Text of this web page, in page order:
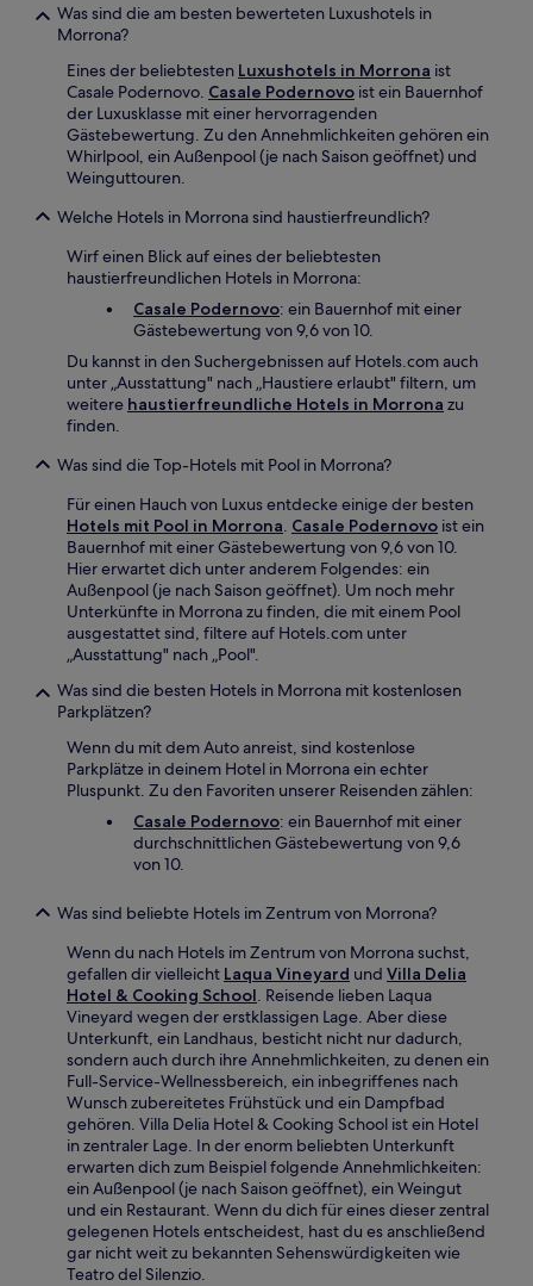
Was sind die am besten bewerteten Luxushotels in
Morrona?
Eines der beliebtesten Luxushotels in Morrona ist
Casale Podernovo. Casale Podernovo ist ein Bauernhof
der Luxusklasse mit einer hervorragenden
Gästebewertung. Zu den Annehmlichkeiten gehören ein
Whirlpool, ein Außenpool (je nach Saison geöffnet) und
Weinguttouren.
Welche Hotels in Morrona sind haustierfreundlich?
Wirf einen Blick auf eines der beliebtesten
haustierfreundlichen Hotels in Morrona:
Casale Podernovo: ein Bauernhof mit einer
Gästebewertung von 9,6 von 10.
Du kannst in den Suchergebnissen auf Hotels.com auch
unter „Ausstattung" nach „Haustiere erlaubt" filtern, um
weitere haustierfreundliche Hotels in Morrona zu
finden.
Was sind die Top-Hotels mit Pool in Morrona?
Für einen Hauch von Luxus entdecke einige der besten
Hotels mit Pool in Morrona. Casale Podernovo ist ein
Bauernhof mit einer Gästebewertung von 9,6 von 10.
Hier erwartet dich unter anderem Folgendes: ein
Außenpool (je nach Saison geöffnet). Um noch mehr
Unterkünfte in Morrona zu finden, die mit einem Pool
ausgestattet sind, filtere auf Hotels.com unter
„Ausstattung" nach „Pool".
Was sind die besten Hotels in Morrona mit kostenlosen
Parkplätzen?
Wenn du mit dem Auto anreist, sind kostenlose
Parkplätze in deinem Hotel in Morrona ein echter
Pluspunkt. Zu den Favoriten unserer Reisenden zählen:
Casale Podernovo: ein Bauernhof mit einer
durchschnittlichen Gästebewertung von 9,6
von 10.
Was sind beliebte Hotels im Zentrum von Morrona?
Wenn du nach Hotels im Zentrum von Morrona suchst,
gefallen dir vielleicht Laqua Vineyard und Villa Delia
Hotel & Cooking School. Reisende lieben Laqua
Vineyard wegen der erstklassigen Lage. Aber diese
Unterkunft, ein Landhaus, besticht nicht nur dadurch,
sondern auch durch ihre Annehmlichkeiten, zu denen ein
Full-Service-Wellnessbereich, ein inbegriffenes nach
Wunsch zubereitetes Frühstück und ein Dampfbad
gehören. Villa Delia Hotel & Cooking School ist ein Hotel
in zentraler Lage. In der enorm beliebten Unterkunft
erwarten dich zum Beispiel folgende Annehmlichkeiten:
ein Außenpool (je nach Saison geöffnet), ein Weingut
und ein Restaurant. Wenn du dich für eines dieser zentral
gelegenen Hotels entscheidest, hast du es anschließend
gar nicht weit zu bekannten Sehenswürdigkeiten wie
Teatro del Silenzio.